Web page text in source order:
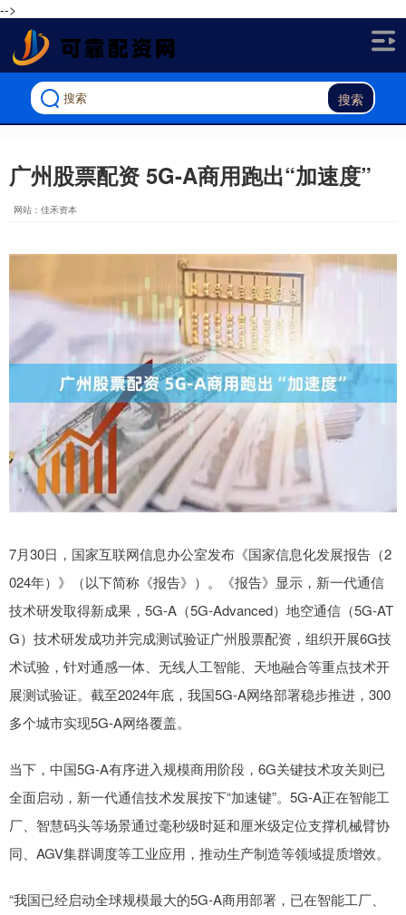
-->
搜索
广州股票配资 5G-A商用跑出“加速度”
网站：佳禾资本
7月30日，国家互联网信息办公室发布《国家信息化发展报告（2
024年）》（以下简称《报告》）。《报告》显示，新一代通信
技术研发取得新成果，5G-A（5G-Advanced）地空通信（5G-AT
G）技术研发成功并完成测试验证广州股票配资，组织开展6G技
术试验，针对通感一体、无线人工智能、天地融合等重点技术开
展测试验证。截至2024年底，我国5G-A网络部署稳步推进，300
多个城市实现5G-A网络覆盖。
当下，中国5G-A有序进入规模商用阶段，6G关键技术攻关则已
全面启动，新一代通信技术发展按下“加速键”。5G-A正在智能工
厂、智慧码头等场景通过毫秒级时延和厘米级定位支撑机械臂协
同、AGV集群调度等工业应用，推动生产制造等领域提质增效。
“我国已经启动全球规模最大的5G-A商用部署，已在智能工厂、